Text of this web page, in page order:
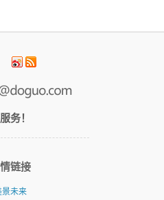
务！
链接
景未来